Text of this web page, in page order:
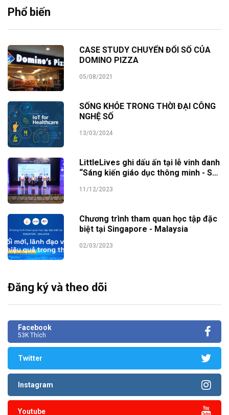
Phổ biến
CASE STUDY CHUYỂN ĐỔI SỐ CỦA
DOMINO PIZZA
05/08/2021
SỐNG KHỎE TRONG THỜI ĐẠI CÔNG
NGHỆ SỐ
13/03/2024
LittleLives ghi dấu ấn tại lễ vinh danh
“Sáng kiến giáo dục thông minh - SEI
11/12/2023
Chương trình tham quan học tập đặc
biệt tại Singapore - Malaysia
02/03/2023
Đăng ký và theo dõi
Facebook
53K Thích
Twitter
Instagram
Youtube